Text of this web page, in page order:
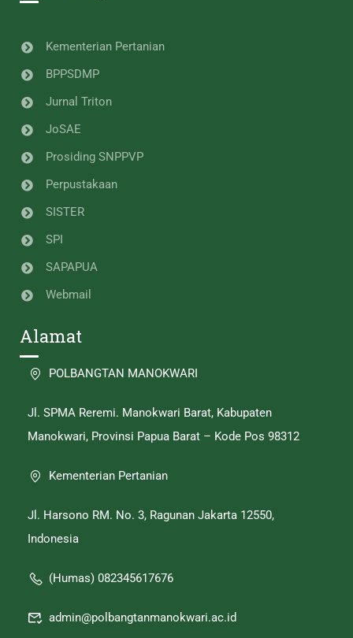
Kementerian Pertanian
BPPSDMP
Jurnal Triton
JoSAE
Prosiding SNPPVP
Perpustakaan
SISTER
SPI
SAPAPUA
Webmail
Alamat
POLBANGTAN MANOKWARI
Jl. SPMA Reremi. Manokwari Barat, Kabupaten
Manokwari, Provinsi Papua Barat – Kode Pos 98312
Kementerian Pertanian
Jl. Harsono RM. No. 3, Ragunan Jakarta 12550,
Indonesia
(Humas) 082345617676
admin@polbangtanmanokwari.ac.id